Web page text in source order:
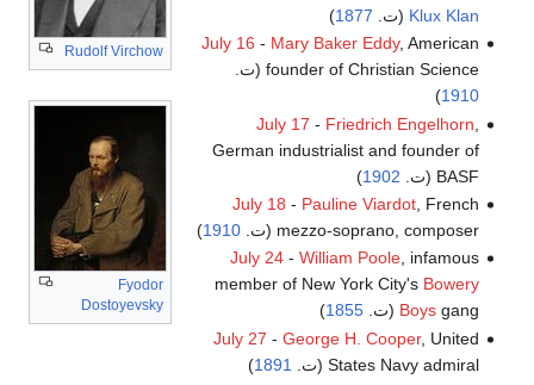
Rudolf Virchow
Fyodor
Dostoyevsky
Klux Klan (ت. 1877
)
July 16 - Mary Baker Eddy, American
founder of Christian Science (ت.
1910
)
July 17 - Friedrich Engelhorn
German industrialist and founder of
BASF (ت.
1902
)
July 18 - Pauline Viardot, French
mezzo-soprano, composer (ت.
1910
)
July 24- William Poole, infamous
member of New York City's Bowery
Boysgang (ت. 1855
)
July 27 - George H. Cooper, United
States Navy admiral (ت.
1891
)